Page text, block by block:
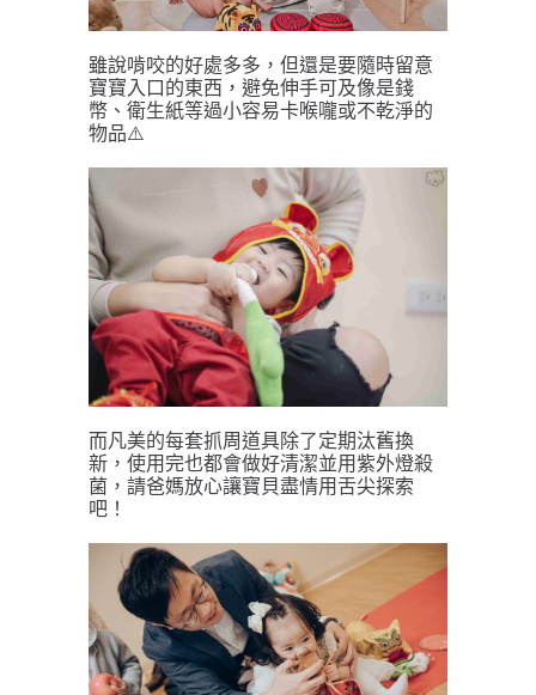
雖說啃咬的好處多多，但還是要隨時留意
寶寶入口的東西，避免伸手可及像是錢
幣、衛生紙等過小容易卡喉嚨或不乾淨的
物品⚠️
而凡美的每套抓周道具除了定期汰舊換
新，使用完也都會做好清潔並用紫外燈殺
菌，請爸媽放心讓寶貝盡情用舌尖探索
吧！